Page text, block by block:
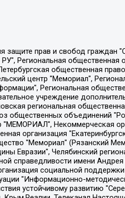
движение "Российская ЛГБТ - сеть", Оленичев Максим Владимирович, Павлов Иван Юрьевич, Скворцова Елена Сергеевна, Общество с ограниченной ответственностью "Как бы инагент", Кочетков Игорь Викторович, Общество с ограниченной ответственностью "Честные выборы", Еланчик Олег Александрович, Общество с ограниченной ответственностью "Нобелевский призыв", Гималова Регина Эмилевна, Григорьев Андрей Валерьевич, Григорьева Алина Александровна, Ассоциация по содействию защите прав призывников, альтернативнослужащих и военнослужащих "Правозащитная группа "Гражданин.Армия.Право", Хисамова Регина Фаритовна, Автономная некоммерческая организация по реализации социально-правовых программ "Лилит", Дальневосточное общественное движение "Маяк", Санкт-Петербургская ЛГБТ-инициативная группа "Выход", Инициативная группа ЛГБТ+ "Реверс", Алексеев Андрей Викторович, Бекбулатова Таисия Львовна, Беляев Иван Михайлович, Владыкина Елена Сергеевна, Гельман Марат Александрович, Никульшина Вероника Юрьевна, Толоконникова Надежда Андреевна, Шендерович Виктор Анатольевич, Общество с ограниченной ответственностью "Данное сообщение", Общество с ограниченной ответственностью Издательский дом "Новая глава", Айнбиндер Александра Александровна, Московский комьюнити-центр для ЛГБТ+инициатив, Благотворительный фонд развития филантропии, Deutsche Welle (Германия, Kurt-Schumacher-Strasse 3, 53113 Bonn), Борзунова Мария Михайловна, Воробьев Виктор Викторович, Голубева Анна Львовна, Константинова Алла Михайловна, Малкова Ирина Владимировна, Мурадов Мурад Абдулгалимович, Осетинская Елизавета Николаевна, Понасенков Евгений Николаевич, Ганапольский Матвей Юрьевич, Киселев Евгений Алексеевич, Борухович Ирина Григорьевна, Дремин Иван Тимофеевич, Дубровский Дмитрий Викторович, Красноярская региональная общественная организация поддержки и развития альтернативных образовательных технологий и межкультурных коммуникаций "ИНТЕРРА",